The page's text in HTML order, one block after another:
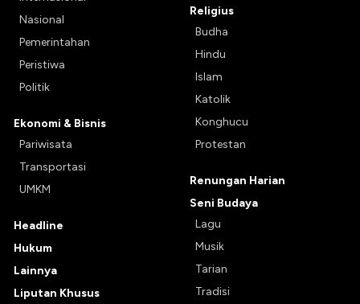
Nasional
Pemerintahan
Peristiwa
Politik
Ekonomi & Bisnis
Pariwisata
Transportasi
UMKM
Headline
Hukum
Lainnya
Liputan Khusus
Religius
Budha
Hindu
Islam
Katolik
Konghucu
Protestan
Renungan Harian
Seni Budaya
Lagu
Musik
Tarian
Tradisi